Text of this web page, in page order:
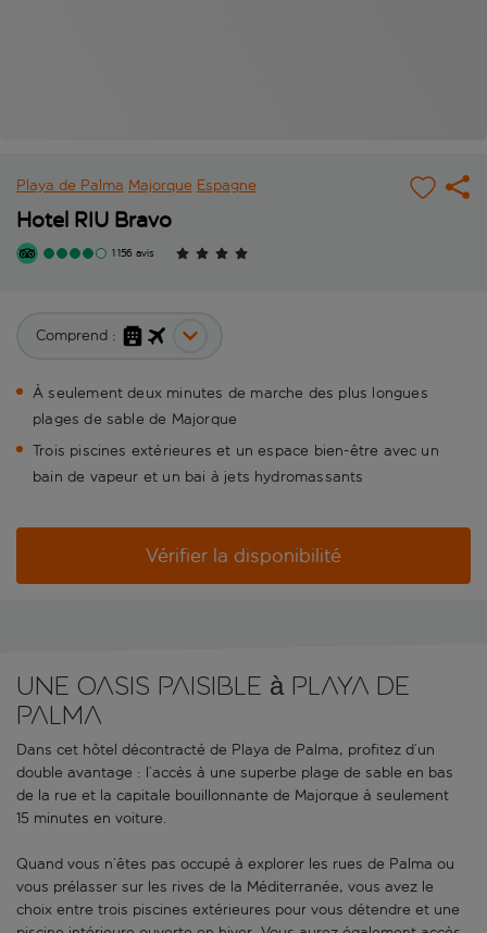
Playa de Palma Majorque Espagne
Hotel RIU Bravo
1 156 avis
Comprend :
À seulement deux minutes de marche des plus longues
plages de sable de Majorque
Trois piscines extérieures et un espace bien-être avec un
bain de vapeur et un bai à jets hydromassants
Vérifier la disponibilité
Une oasis paisible à Playa de
Palma
Dans cet hôtel décontracté de Playa de Palma, profitez d’un
double avantage : l’accès à une superbe plage de sable en bas
de la rue et la capitale bouillonnante de Majorque à seulement
15 minutes en voiture.
Quand vous n’êtes pas occupé à explorer les rues de Palma ou
vous prélasser sur les rives de la Méditerranée, vous avez le
choix entre trois piscines extérieures pour vous détendre et une